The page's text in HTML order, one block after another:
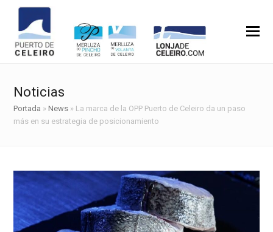
Noticias
Portada »News » La marca de la OPP Puerto de Celeiro da un paso
más en su estrategia de posicionamiento